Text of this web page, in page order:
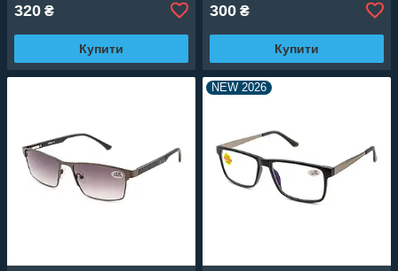
320 ₴
Купити
300 ₴
Купити
NEW 2026